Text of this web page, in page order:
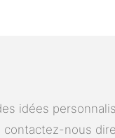
idées
contactez-nous